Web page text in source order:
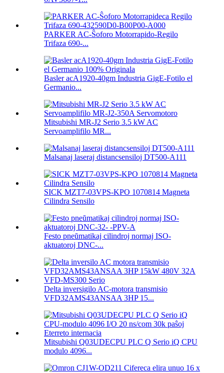
PARKER AC-Ŝoforo Motorrapido-Regilo
Trifaza 690-...
Basler acA1920-40gm Industria GigE-Fotilo el
Germanio...
Mitsubishi MR-J2 Serio 3.5 kW AC
Servoamplifilo MR...
Malsanaj laseraj distancsensiloj DT500-A111
SICK MZT7-03VPS-KPO 1070814 Magneta
Cilindra Sensilo
Festo pneŭmatikaj cilindroj normaj ISO-
aktuatoroj DNC-...
Delta inversigilo AC-motora transmisio
VFD32AMS43ANSAA 3HP 15...
Mitsubishi Q03UDECPU PLC Q Serio iQ CPU
modulo 4096...